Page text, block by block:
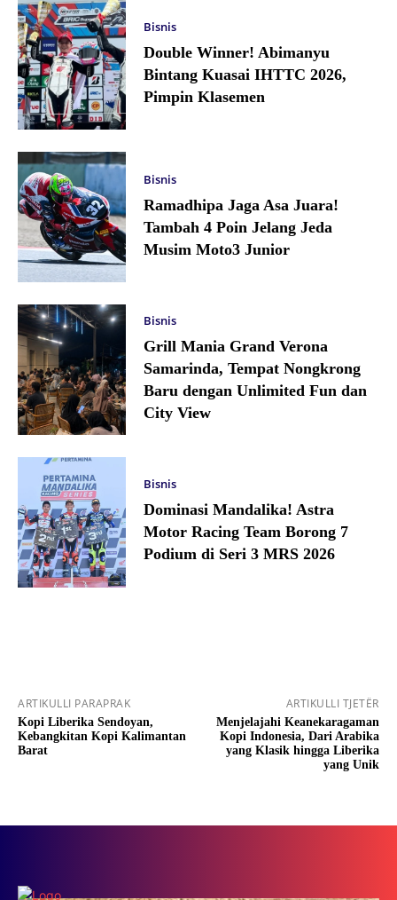
Bisnis
Double Winner! Abimanyu
Bintang Kuasai IHTTC 2026,
Pimpin Klasemen
Bisnis
Ramadhipa Jaga Asa Juara!
Tambah 4 Poin Jelang Jeda
Musim Moto3 Junior
Bisnis
Grill Mania Grand Verona
Samarinda, Tempat Nongkrong
Baru dengan Unlimited Fun dan
City View
Bisnis
Dominasi Mandalika! Astra
Motor Racing Team Borong 7
Podium di Seri 3 MRS 2026
ARTIKULLI PARAPRAK
Kopi Liberika Sendoyan,
Kebangkitan Kopi Kalimantan
Barat
ARTIKULLI TJETËR
Menjelajahi Keanekaragaman
Kopi Indonesia, Dari Arabika
yang Klasik hingga Liberika
yang Unik